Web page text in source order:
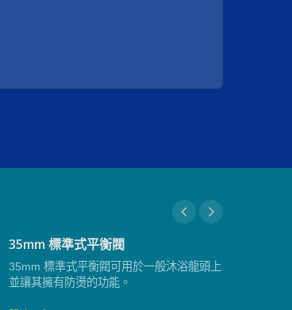
35mm 標準式平衡閥
35mm 標準式平衡閥可用於一般沐浴龍頭上
並讓其擁有防燙的功能。